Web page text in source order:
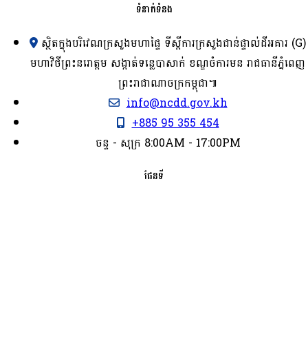
ទំនាក់ទំនង
ស្ថិតក្នុងបរិវេណក្រសួងមហាផ្ទៃ ទីស្ដីការក្រសួង​ជាន់ផ្ទាល់ដីអគារ (G)
មហាវិថីព្រះនរោត្តម សង្កាត់ទន្លេបាសាក់ ខណ្ឌចំការមន រាជធានីភ្នំពេញ
ព្រះរាជាណាចក្រកម្ពុជា៕
info@ncdd.gov.kh
+885 95 355 454
ចន្ទ - សុក្រ 8:00AM - 17:00PM
ផែនទី